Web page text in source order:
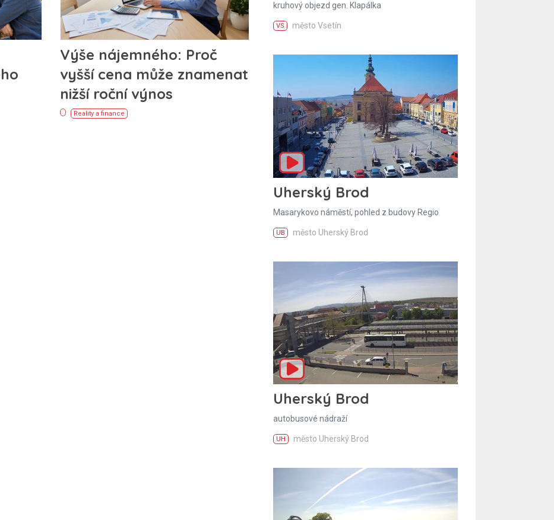
Výše nájemného: Proč
vyšší cena může znamenat
nižší roční výnos
Reality a finance
kruhový objezd gen. Klapálka
VS město Vsetín
Uherský Brod
Masarykovo náměstí, pohled z budovy Regio
UB město Uherský Brod
Uherský Brod
autobusové nádraží
UH město Uherský Brod